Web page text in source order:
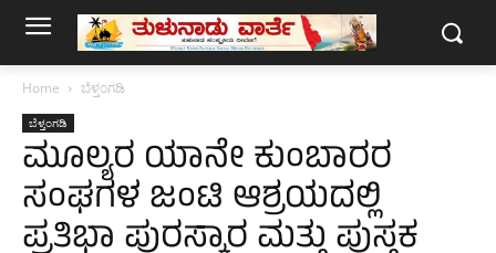
Home ಬೆಳ್ತಂಗಡಿ
ಬೆಳ್ತಂಗಡಿ
ಮೂಲ್ಯರ ಯಾನೇ ಕುಂಬಾರರ
ಸಂಘಗಳ ಜಂಟಿ ಆಶ್ರಯದಲ್ಲಿ
ಪ್ರತಿಭಾ ಪುರಸ್ಕಾರ ಮತ್ತು ಪುಸ್ತಕ